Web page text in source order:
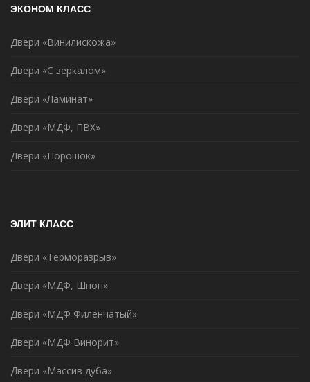
ЭКОНОМ КЛАСС
Двери «Винилискожа»
Двери «С зеркалом»
Двери «Ламинат»
Двери «МДФ, ПВХ»
Двери «Порошок»
ЭЛИТ КЛАСС
Двери «Терморазрыв»
Двери «МДФ, Шпон»
Двери «МДФ Филенчатый»
Двери «МДФ Винорит»
Двери «Массив дуба»